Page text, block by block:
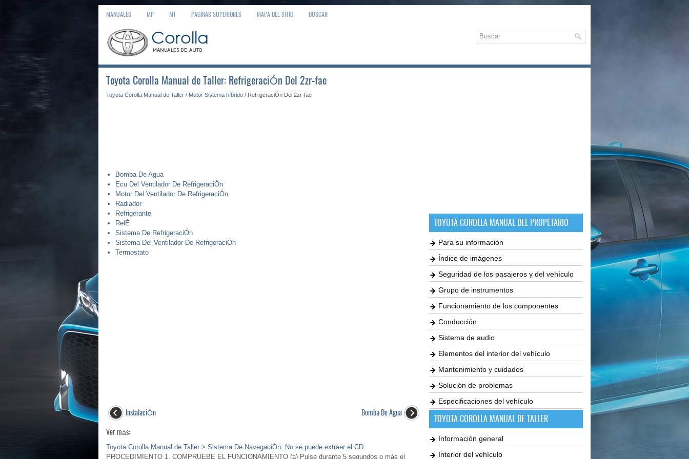
MANUALES MP MT PAGINAS SUPERIORES MAPA DEL SITIO BUSCAR
Toyota Corolla Manual de Taller: RefrigeraciÓn Del 2zr-fae
Toyota Corolla Manual de Taller / Motor Sistema híbrido / RefrigeraciÓn Del 2zr-fae
Bomba De Agua
Ecu Del Ventilador De RefrigeraciÓn
Motor Del Ventilador De RefrigeraciÓn
Radiador
Refrigerante
RelÉ
Sistema De RefrigeraciÓn
Sistema Del Ventilador De RefrigeraciÓn
Termostato
InstalaciÓn
Bomba De Agua
Ver más:
Toyota Corolla Manual de Taller > Sistema De NavegaciÓn: No se puede extraer el CD
PROCEDIMIENTO 1. COMPRUEBE EL FUNCIONAMIENTO (a) Pulse durante 5 segundos o más el
TOYOTA COROLLA MANUAL DEL PROPETARIO
Para su información
Índice de imágenes
Seguridad de los pasajeros y del vehículo
Grupo de instrumentos
Funcionamiento de los componentes
Conducción
Sistema de audio
Elementos del interior del vehículo
Mantenimiento y cuidados
Solución de problemas
Especificaciones del vehículo
TOYOTA COROLLA MANUAL DE TALLER
Información general
Interior del vehículo